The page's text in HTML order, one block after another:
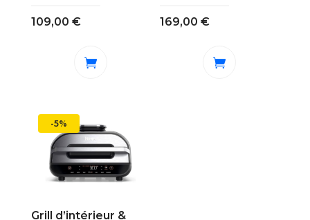
109,00 € 169,00€
-5%
Grill d’intérieur &